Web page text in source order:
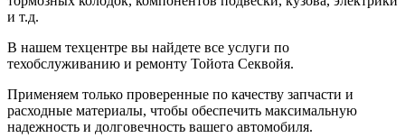
и т.д.
В нашем техцентре вы найдете все услуги по
техобслуживанию и ремонту Тойота Секвойя.
Применяем только проверенные по качеству запчасти и
расходные материалы, чтобы обеспечить максимальную
надежность и долговечность вашего автомобиля.